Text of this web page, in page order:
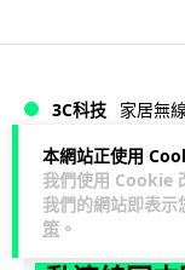
本網站正使用
我們使用 Cookie
我們的網站即表示
策 。
3C科技 家居無線
Vin 1 日
逾 20 款平